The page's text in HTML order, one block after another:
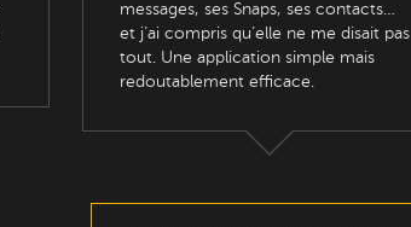
messages, ses Snaps, ses contacts…
et j’ai compris qu’elle ne me disait pas
tout. Une application simple mais
redoutablement efficace.